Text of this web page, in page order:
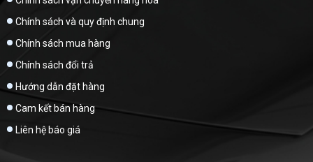
Chính sách và quy định chung
Chính sách mua hàng
Chính sách đổi trả
Hướng dẫn đặt hàng
Cam kết bán hàng
Liên hệ báo giá